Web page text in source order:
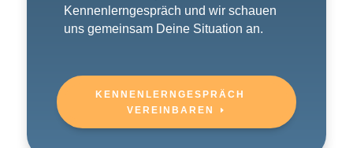
Kennenlerngespräch und wir schauen
uns gemeinsam Deine Situation an.
KENNENLERNGESPRÄCH
VEREINBAREN